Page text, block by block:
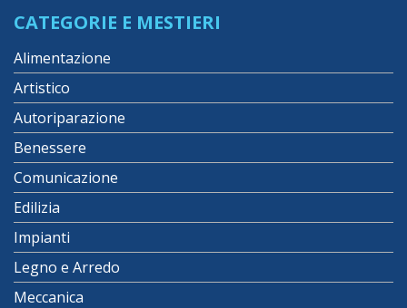
CATEGORIE E MESTIERI
Alimentazione
Artistico
Autoriparazione
Benessere
Comunicazione
Edilizia
Impianti
Legno e Arredo
Meccanica